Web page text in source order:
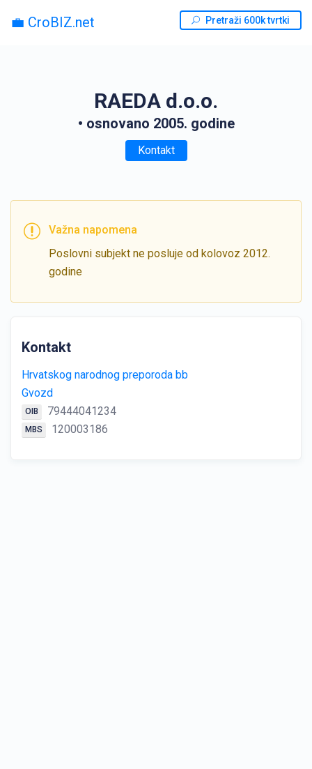
💼 CroBIZ.net Pretraži 600k tvrtki
RAEDA d.o.o.
• osnovano 2005. godine
Kontakt
Važna napomena
Poslovni subjekt ne posluje od kolovoz 2012.
godine
Kontakt
Hrvatskog narodnog preporoda bb
Gvozd
OIB 79444041234
MBS 120003186